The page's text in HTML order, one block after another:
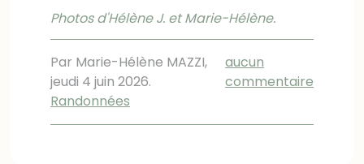
Photos d'Hélène J. et Marie-Hélène.
Par Marie-Hélène MAZZI,
jeudi 4 juin 2026.
Randonnées
aucun
commentaire